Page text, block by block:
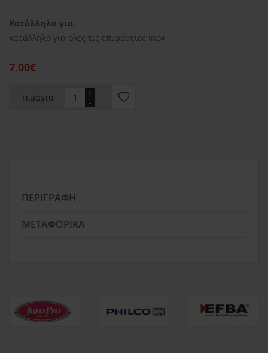
Κατάλληλο για:
κατάλληλο για όλες τις επιφάνειες inox
7.00€
Τεμάχια -
+
ΠΕΡΙΓΡΑΦΉ
ΜΕΤΑΦΟΡΙΚΆ